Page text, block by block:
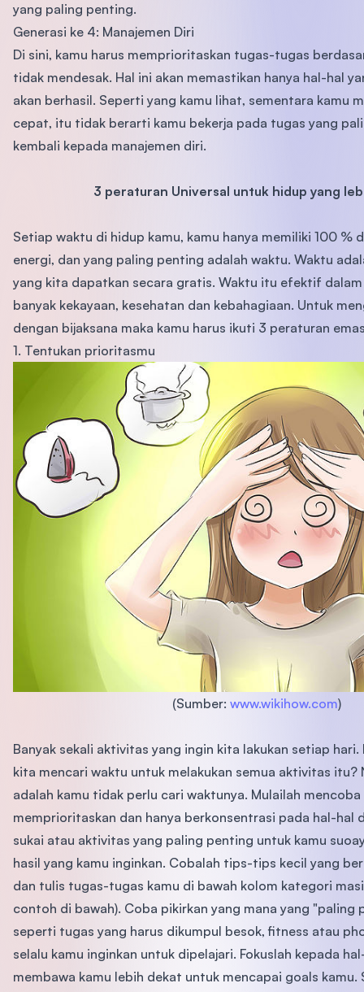
yang paling penting.
Generasi ke 4: Manajemen Diri
Di sini, kamu harus memprioritaskan tugas-tugas
tidak mendesak. Hal ini akan memastikan hanya hal-hal
akan berhasil. Seperti yang kamu lihat, sementara kamu
cepat, itu tidak berarti kamu bekerja pada tugas yang
kembali kepada manajemen diri.
3 peraturan Universal untuk hidup yang
Setiap waktu di hidup kamu, kamu hanya memiliki 100 %
energi, dan yang paling penting adalah waktu. Waktu
yang kita dapatkan secara gratis. Waktu itu efektif
banyak kekayaan, kesehatan dan kebahagiaan. Untuk
dengan bijaksana maka kamu harus ikuti 3 peraturan
1. Tentukan prioritasmu
(Sumber: www.wikihow.com)
Banyak sekali aktivitas yang ingin kita lakukan setiap hari.
kita mencari waktu untuk melakukan semua aktivitas itu?
adalah kamu tidak perlu cari waktunya. Mulailah
memprioritaskan dan hanya berkonsentrasi pada hal-hal
sukai atau aktivitas yang paling penting untuk kamu
hasil yang kamu inginkan. Cobalah tips-tips kecil yang
dan tulis tugas-tugas kamu di bawah kolom kategori
contoh di bawah). Coba pikirkan yang mana yang "paling
seperti tugas yang harus dikumpul besok, fitness atau
selalu kamu inginkan untuk dipelajari. Fokuslah kepada
membawa kamu lebih dekat untuk mencapai goals kamu.